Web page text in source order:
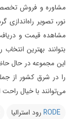
مشاوره و فروش
نور، تصویر راه‌اندازی
مشاهده قیمت و
بتوانند بهترین انتخاب
را در شرق کشور از
می‌توانند با خیال
RODE رود استرالیا